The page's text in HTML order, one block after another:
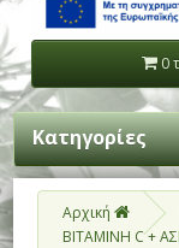
0
Κατηγορίες
Αρχική
ΒΙΤΑΜΙΝΗ C +